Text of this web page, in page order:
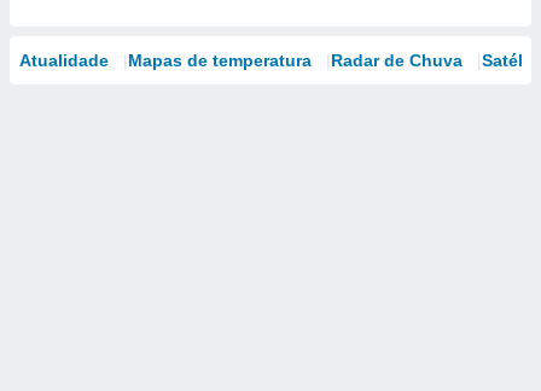
Atualidade Mapas de temperatura Radar de Chuva